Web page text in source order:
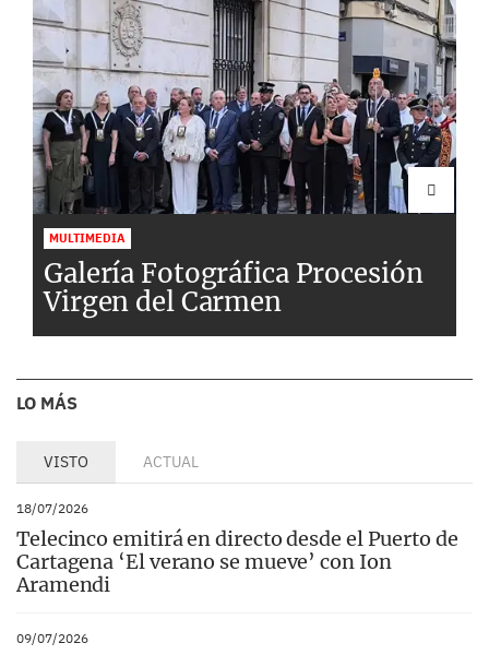
MULTIMEDIA
Galería Fotográfica Procesión
Virgen del Carmen
LO MÁS
VISTO ACTUAL
18/07/2026
Telecinco emitirá en directo desde el Puerto de
Cartagena ‘El verano se mueve’ con Ion
Aramendi
09/07/2026